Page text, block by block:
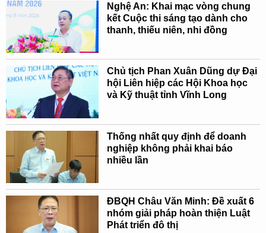
Nghệ An: Khai mạc vòng chung
kết Cuộc thi sáng tạo dành cho
thanh, thiếu niên, nhi đồng
Chủ tịch Phan Xuân Dũng dự Đại
hội Liên hiệp các Hội Khoa học
và Kỹ thuật tỉnh Vĩnh Long
Thống nhất quy định để doanh
nghiệp không phải khai báo
nhiều lần
ĐBQH Châu Văn Minh: Đề xuất 6
nhóm giải pháp hoàn thiện Luật
Phát triển đô thị